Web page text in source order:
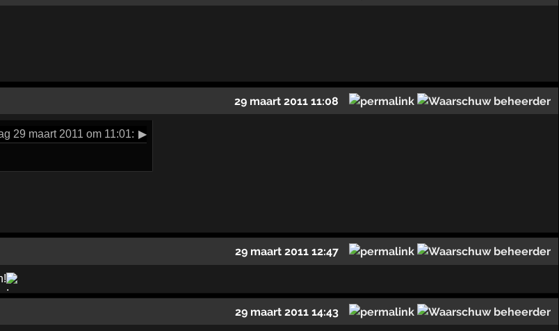
29 maart 2011 11:08
29 maart 2011 om 11:01: ▶
29 maart 2011 12:47
29 maart 2011 14:43